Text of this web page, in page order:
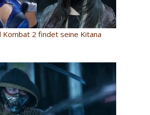
Kombat 2 findet seine Kitana